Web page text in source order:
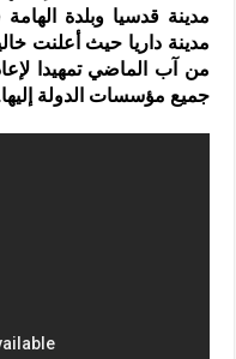
من آب الماضي تمهيدا
جميع مؤسسات الدولة